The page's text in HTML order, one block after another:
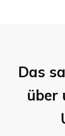
Das
über